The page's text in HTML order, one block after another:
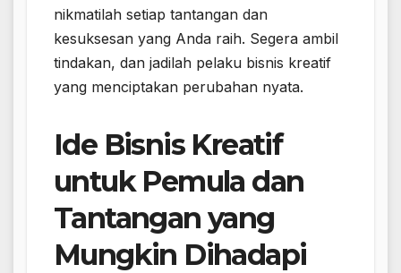
nikmatilah setiap tantangan dan
kesuksesan yang Anda raih. Segera ambil
tindakan, dan jadilah pelaku bisnis kreatif
yang menciptakan perubahan nyata.
Ide Bisnis Kreatif
untuk Pemula dan
Tantangan yang
Mungkin Dihadapi